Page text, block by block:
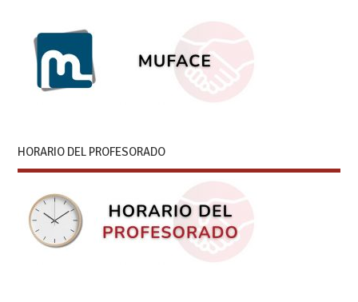
HORARIO DEL PROFESORADO